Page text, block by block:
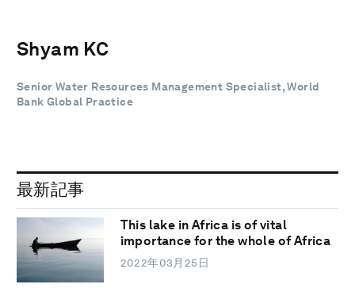
Shyam KC
Senior Water Resources Management Specialist, World
Bank Global Practice
最新記事
This lake in Africa is of vital
importance for the whole of Africa
2022年03月25日